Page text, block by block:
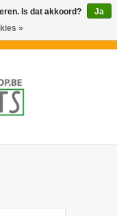
Is dat akkoord?
Ja
»